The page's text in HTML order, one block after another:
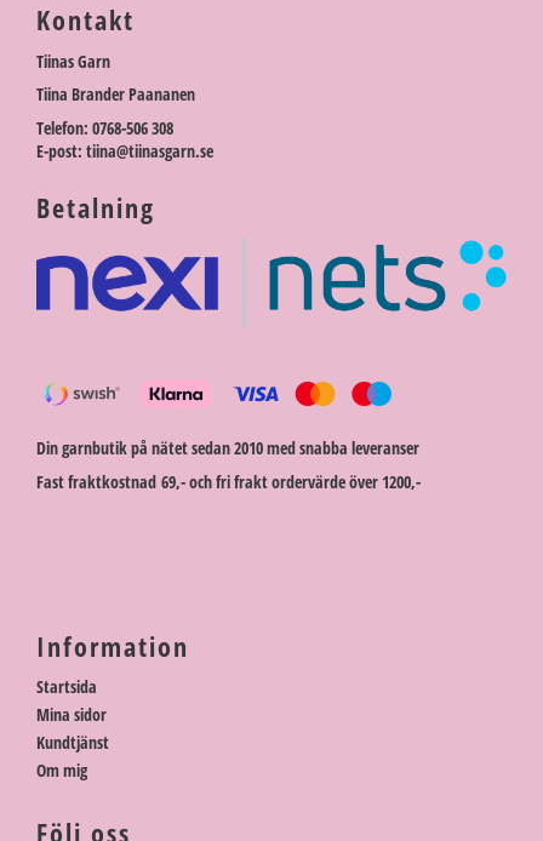
Kontakt
Tiinas Garn
Tiina Brander Paananen
Telefon: 0768-506 308
E-post: tiina@tiinasgarn.se
Betalning
Din garnbutik på nätet sedan 2010 med snabba leveranser
Fast fraktkostnad 69,- och fri frakt ordervärde över 1200,-
Information
Startsida
Mina sidor
Kundtjänst
Om mig
Följ oss